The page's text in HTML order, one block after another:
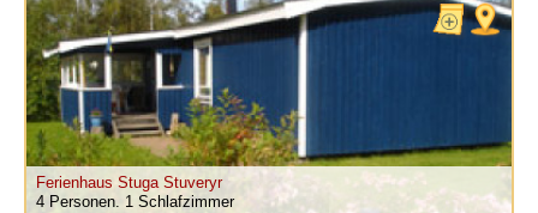
Ferienhaus Stuga Stuveryr
4 Personen. 1 Schlafzimmer